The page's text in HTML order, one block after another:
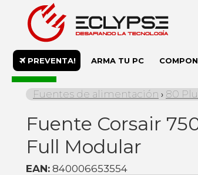
PREVENTA! ARMA TU PC
Fuentes de alimentación › 80
Fuente Corsair
Full Modular
EAN: 840006653554
En stock